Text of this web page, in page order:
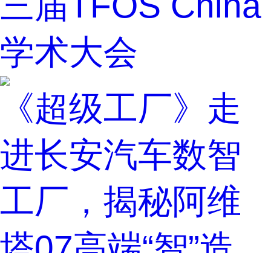
学术大会
《超级工厂》走
进长安汽车数智
工厂，揭秘阿维